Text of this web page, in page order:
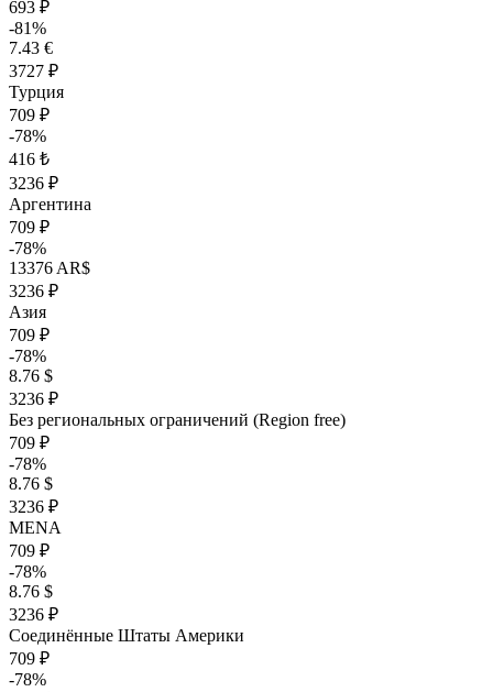
693 ₽
-81%
7.43 €
3727 ₽
Турция
709 ₽
-78%
416 ₺
3236 ₽
Аргентина
709 ₽
-78%
13376 AR$
3236 ₽
Азия
709 ₽
-78%
8.76 $
3236 ₽
Без региональных ограничений (Region free)
709 ₽
-78%
8.76 $
3236 ₽
MENA
709 ₽
-78%
8.76 $
3236 ₽
Соединённые Штаты Америки
709 ₽
-78%